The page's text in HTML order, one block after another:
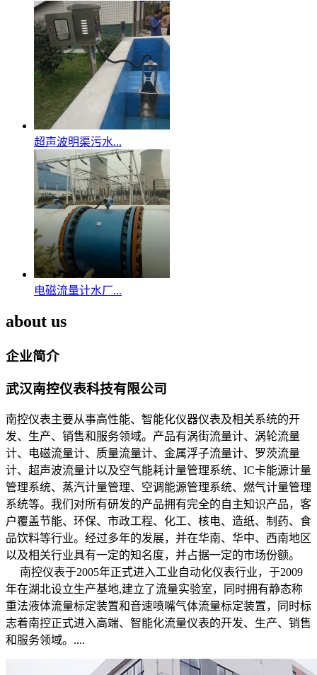
超声波明渠污水...
电磁流量计水厂...
about us
企业简介
武汉南控仪表科技有限公司
南控仪表主要从事高性能、智能化仪器仪表及相关系统的开
发、生产、销售和服务领域。产品有涡街流量计、涡轮流量
计、电磁流量计、质量流量计、金属浮子流量计、罗茨流量
计、超声波流量计以及空气能耗计量管理系统、IC卡能源计量
管理系统、蒸汽计量管理、空调能源管理系统、燃气计量管理
系统等。我们对所有研发的产品拥有完全的自主知识产品，客
户覆盖节能、环保、市政工程、化工、核电、造纸、制药、食
品饮料等行业。经过多年的发展，并在华南、华中、西南地区
以及相关行业具有一定的知名度，并占据一定的市场份额。
南控仪表于2005年正式进入工业自动化仪表行业，于2009
年在湖北设立生产基地,建立了流量实验室，同时拥有静态称
重法液体流量标定装置和音速喷嘴气体流量标定装置，同时标
志着南控正式进入高端、智能化流量仪表的开发、生产、销售
和服务领域。....